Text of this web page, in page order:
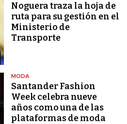
Noguera traza la hoja de
ruta para su gestión en el
Ministerio de
Transporte
MODA
Santander Fashion
Week celebra nueve
años como una de las
plataformas de moda